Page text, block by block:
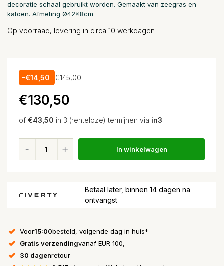
decoratie schaal gebruikt worden. Gemaakt van zeegras en
katoen. Afmeting Ø42x8cm
Op voorraad, levering in circa 10 werkdagen
-€14,50 €145,00
€130,50
of €43,50 in 3 (renteloze) termijnen via in3
In winkelwagen
Betaal later, binnen 14 dagen na
ontvangst
Voor15:00besteld, volgende dag in huis*
Gratis verzendingvanaf EUR 100,-
30 dagenretour